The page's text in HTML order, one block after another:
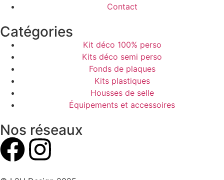
Contact
Catégories
Kit déco 100% perso
Kits déco semi perso
Fonds de plaques
Kits plastiques
Housses de selle
Équipements et accessoires
Nos réseaux